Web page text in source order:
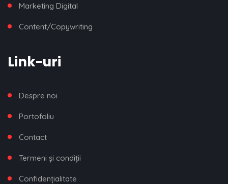
Marketing Digital
Content/Copywriting
Link-uri
Despre noi
Portofoliu
Contact
Termeni și condiții
Confidențialitate